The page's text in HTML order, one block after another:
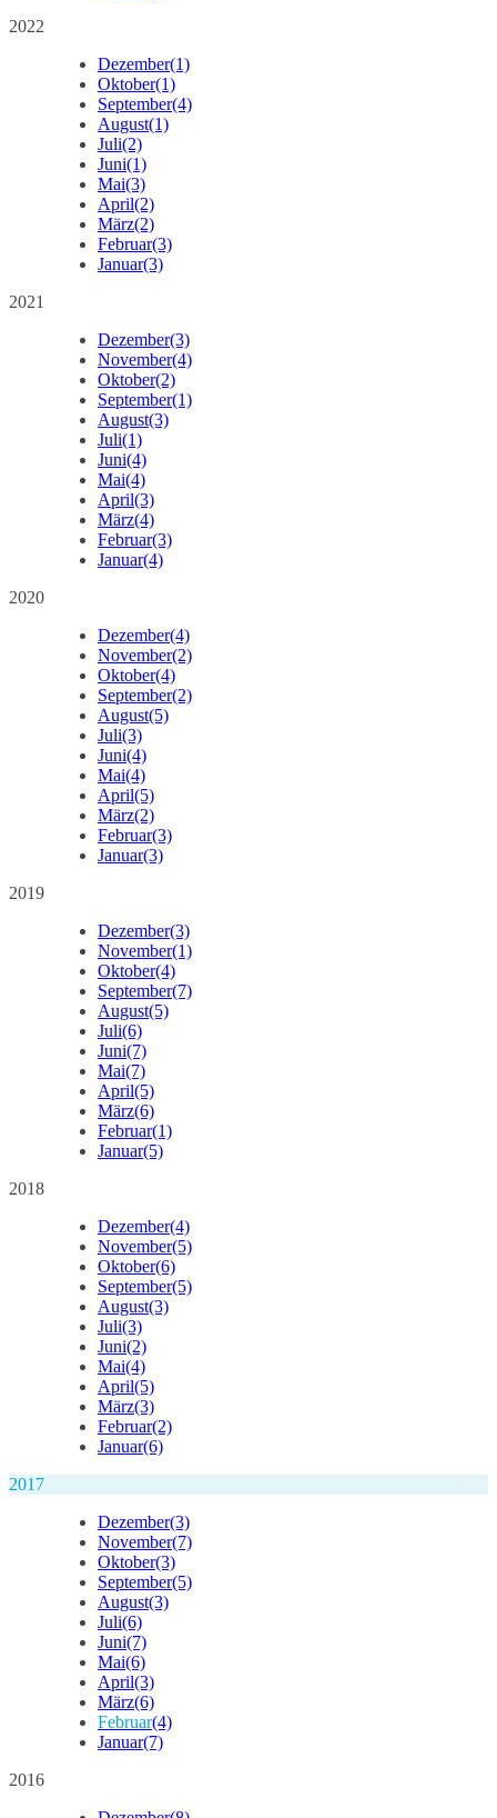
2022
Dezember(1)
Oktober(1)
September(4)
August(1)
Juli(2)
Juni(1)
Mai(3)
April(2)
März(2)
Februar(3)
Januar(3)
2021
Dezember(3)
November(4)
Oktober(2)
September(1)
August(3)
Juli(1)
Juni(4)
Mai(4)
April(3)
März(4)
Februar(3)
Januar(4)
2020
Dezember(4)
November(2)
Oktober(4)
September(2)
August(5)
Juli(3)
Juni(4)
Mai(4)
April(5)
März(2)
Februar(3)
Januar(3)
2019
Dezember(3)
November(1)
Oktober(4)
September(7)
August(5)
Juli(6)
Juni(7)
Mai(7)
April(5)
März(6)
Februar(1)
Januar(5)
2018
Dezember(4)
November(5)
Oktober(6)
September(5)
August(3)
Juli(3)
Juni(2)
Mai(4)
April(5)
März(3)
Februar(2)
Januar(6)
2017
Dezember(3)
November(7)
Oktober(3)
September(5)
August(3)
Juli(6)
Juni(7)
Mai(6)
April(3)
März(6)
Februar(4)
Januar(7)
2016